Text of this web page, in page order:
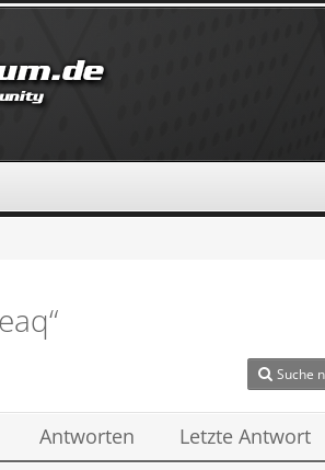
Suche
Antworten
Letzte Antwort